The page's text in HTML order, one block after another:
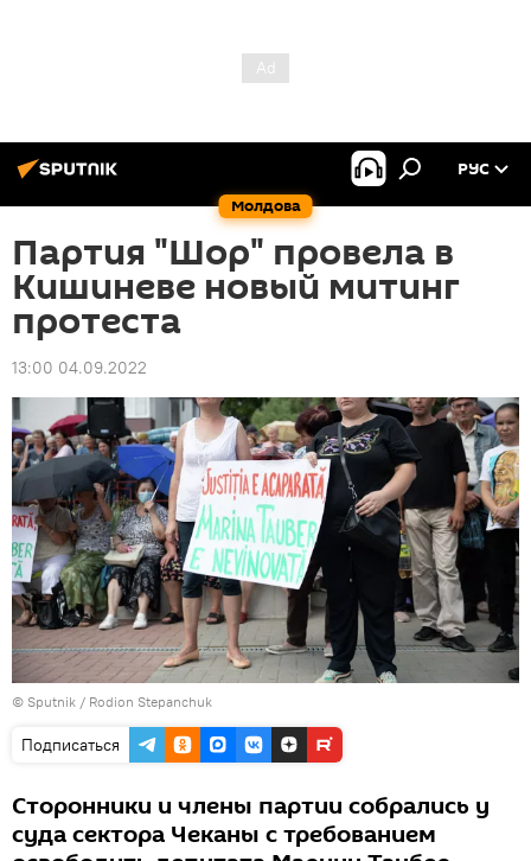
Молдова
РУС
Партия "Шор" провела в
Кишиневе новый митинг
протеста
13:00 04.09.2022
© Sputnik / Rodion Stepanchuk
Подписаться
Сторонники и члены партии собрались у
суда сектора Чеканы с требованием